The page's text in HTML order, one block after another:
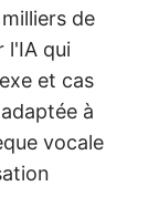
de
l'IA qui
et cas
à
vocale